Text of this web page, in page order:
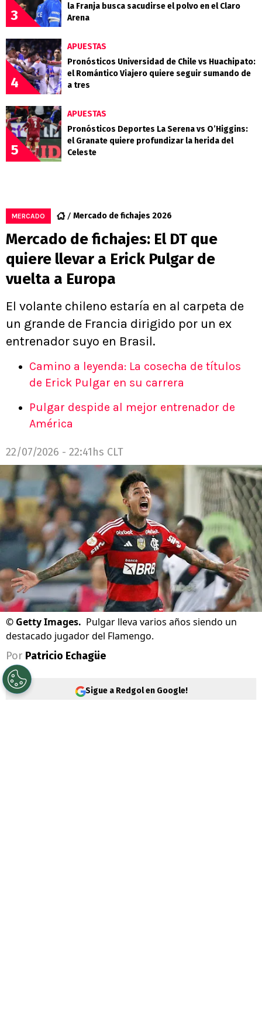
3
la Franja busca sacudirse el polvo en el Claro
Arena
4
APUESTAS
Pronósticos Universidad de Chile vs Huachipato:
el Romántico Viajero quiere seguir sumando de
a tres
5
APUESTAS
Pronósticos Deportes La Serena vs O’Higgins:
el Granate quiere profundizar la herida del
Celeste
MERCADO Mercado de fichajes 2026
Mercado de fichajes: El DT que
quiere llevar a Erick Pulgar de
vuelta a Europa
El volante chileno estaría en al carpeta de
un grande de Francia dirigido por un ex
entrenador suyo en Brasil.
Camino a leyenda: La cosecha de títulos
de Erick Pulgar en su carrera
Pulgar despide al mejor entrenador de
América
22/07/2026 - 22:41hs CLT
© Getty Images. Pulgar lleva varios años siendo un
destacado jugador del Flamengo.
Por Patricio Echagüe
Sigue a Redgol en Google!